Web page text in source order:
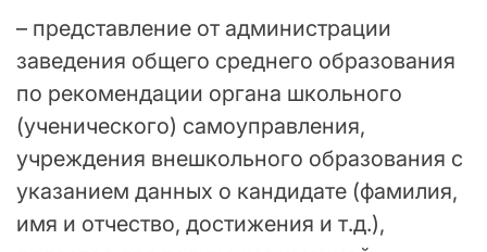
– представление от администрации
заведения общего среднего образования
по рекомендации органа школьного
(ученического) самоуправления,
учреждения внешкольного образования с
указанием данных о кандидате (фамилия,
имя и отчество, достижения и т.д.),